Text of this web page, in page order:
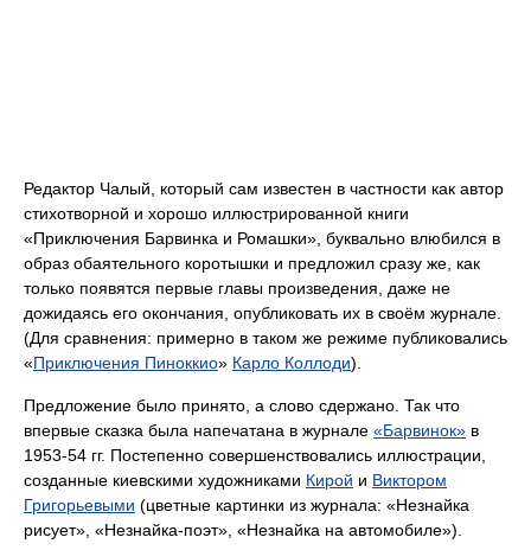
Редактор Чалый, который сам известен в частности как автор
стихотворной и хорошо иллюстрированной книги
«Приключения Барвинка и Ромашки», буквально влюбился в
образ обаятельного коротышки и предложил сразу же, как
только появятся первые главы произведения, даже не
дожидаясь его окончания, опубликовать их в своём журнале.
(Для сравнения: примерно в таком же режиме публиковались
«Приключения Пиноккио» Карло Коллоди).
Предложение было принято, а слово сдержано. Так что
впервые сказка была напечатана в журнале «Барвинок» в
1953-54 гг. Постепенно совершенствовались иллюстрации,
созданные киевскими художниками Кирой и Виктором
Григорьевыми (цветные картинки из журнала: «Незнайка
рисует», «Незнайка-поэт», «Незнайка на автомобиле»).